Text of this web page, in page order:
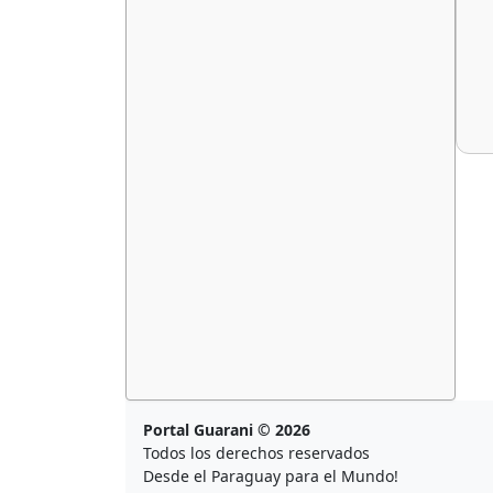
Portal Guarani © 2026
Todos los derechos reservados
Desde el Paraguay para el Mundo!